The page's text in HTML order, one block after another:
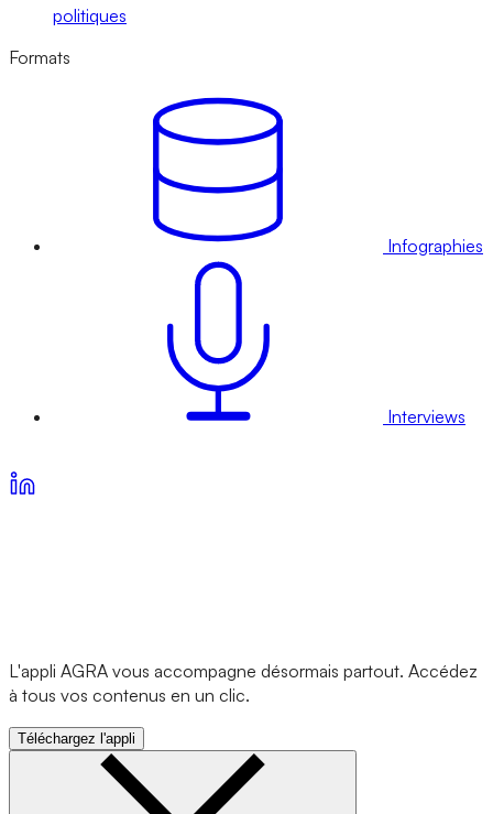
politiques
Formats
Infographies
Interviews
L'appli AGRA vous accompagne désormais partout. Accédez
à tous vos contenus en un clic.
Téléchargez l'appli